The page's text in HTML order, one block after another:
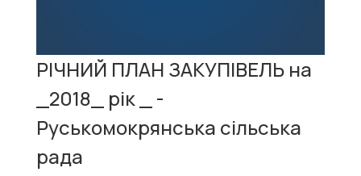
РІЧНИЙ ПЛАН ЗАКУПІВЕЛЬ на
_2018_ рік _ -
Руськомокрянська сільська
рада